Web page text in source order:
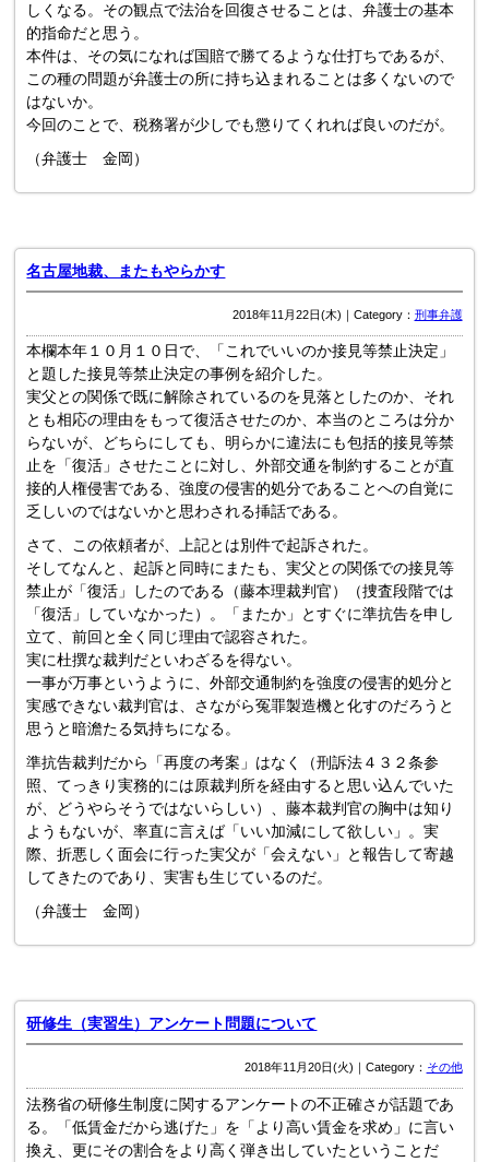
しくなる。その観点で法治を回復させることは、弁護士の基本
的指命だと思う。
本件は、その気になれば国賠で勝てるような仕打ちであるが、
この種の問題が弁護士の所に持ち込まれることは多くないので
はないか。
今回のことで、税務署が少しでも懲りてくれれば良いのだが。
（弁護士 金岡）
名古屋地裁、またもやらかす
2018年11月22日(木)｜Category： 刑事弁護
本欄本年１０月１０日で、「これでいいのか接見等禁止決定」
と題した接見等禁止決定の事例を紹介した。
実父との関係で既に解除されているのを見落としたのか、それ
とも相応の理由をもって復活させたのか、本当のところは分か
らないが、どちらにしても、明らかに違法にも包括的接見等禁
止を「復活」させたことに対し、外部交通を制約することが直
接的人権侵害である、強度の侵害的処分であることへの自覚に
乏しいのではないかと思わされる挿話である。
さて、この依頼者が、上記とは別件で起訴された。
そしてなんと、起訴と同時にまたも、実父との関係での接見等
禁止が「復活」したのである（藤本理裁判官）（捜査段階では
「復活」していなかった）。「またか」とすぐに準抗告を申し
立て、前回と全く同じ理由で認容された。
実に杜撰な裁判だといわざるを得ない。
一事が万事というように、外部交通制約を強度の侵害的処分と
実感できない裁判官は、さながら冤罪製造機と化すのだろうと
思うと暗澹たる気持ちになる。
準抗告裁判だから「再度の考案」はなく（刑訴法４３２条参
照、てっきり実務的には原裁判所を経由すると思い込んでいた
が、どうやらそうではないらしい）、藤本裁判官の胸中は知り
ようもないが、率直に言えば「いい加減にして欲しい」。実
際、折悪しく面会に行った実父が「会えない」と報告して寄越
してきたのであり、実害も生じているのだ。
（弁護士 金岡）
研修生（実習生）アンケート問題について
2018年11月20日(火)｜Category： その他
法務省の研修生制度に関するアンケートの不正確さが話題であ
る。「低賃金だから逃げた」を「より高い賃金を求め」に言い
換え、更にその割合をより高く弾き出していたということだ